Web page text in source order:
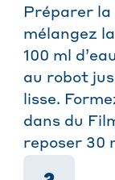
Préparer la
mélangez
100 ml
au robot
lisse.
dans du
reposer 30